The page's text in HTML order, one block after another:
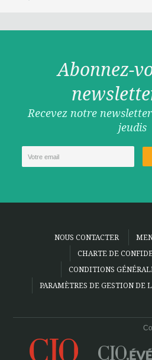
Abonnez-
Recevez notre
jeudis
NOUS CONTACTER
CHARTE DE
CONDITIONS
PARAMÈTRES DE GESTION DE